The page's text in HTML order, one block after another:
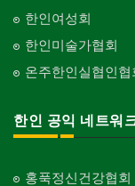
한인여성회
한인미술가협회
온주한인실협인협
한인 공익 네트워
홍푹정신건강협회